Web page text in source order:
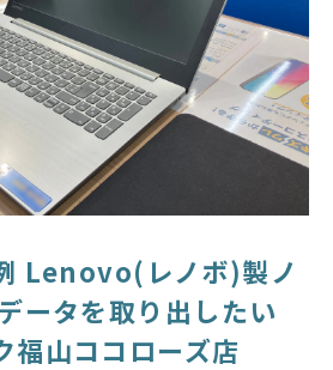
Lenovo(レノボ)製ノ
ータを取り出したい
福山ココローズ店